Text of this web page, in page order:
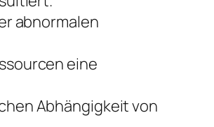
abnormalen
eine
Abhängigkeit von